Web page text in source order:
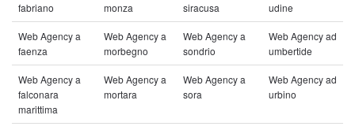
fabriano
monza
siracusa
udine
Web Agency a
faenza
Web Agency a
morbegno
Web Agency a
sondrio
Web Agency ad
umbertide
Web Agency a
falconara
marittima
Web Agency a
mortara
Web Agency a
sora
Web Agency ad
urbino